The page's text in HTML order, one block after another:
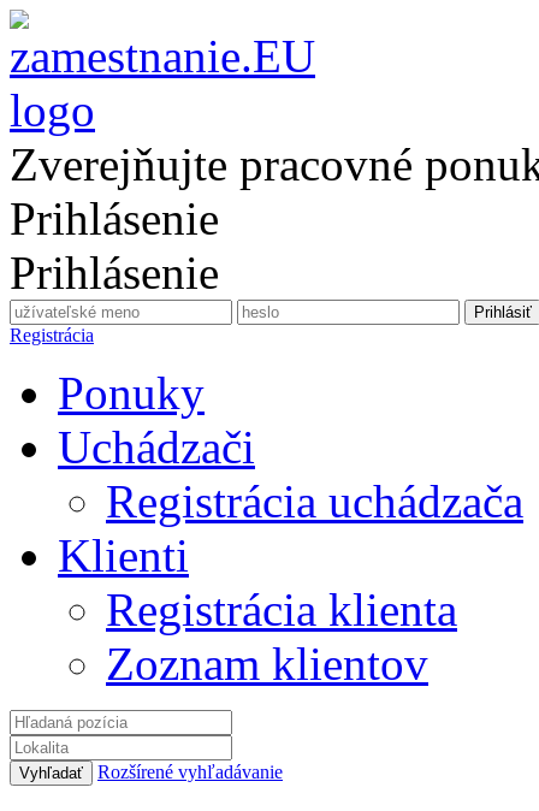
Zverejňujte pracovné
Prihlásenie
Prihlásenie
Registrácia
Ponuky
Uchádzači
Registrácia uchádzača
Klienti
Registrácia klienta
Zoznam klientov
Rozšírené vyhľadávanie